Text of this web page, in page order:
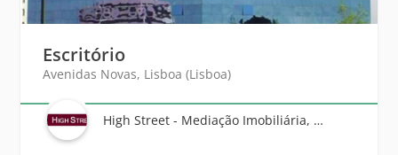
Escritório
Avenidas Novas, Lisboa (Lisboa)
High Street - Mediação Imobiliária, Unipessoal Lda